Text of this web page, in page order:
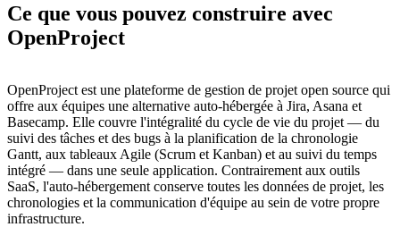
Ce que vous pouvez construire avec
OpenProject
OpenProject est une plateforme de gestion de projet open source qui
offre aux équipes une alternative auto-hébergée à Jira, Asana et
Basecamp. Elle couvre l'intégralité du cycle de vie du projet — du
suivi des tâches et des bugs à la planification de la chronologie
Gantt, aux tableaux Agile (Scrum et Kanban) et au suivi du temps
intégré — dans une seule application. Contrairement aux outils
SaaS, l'auto-hébergement conserve toutes les données de projet, les
chronologies et la communication d'équipe au sein de votre propre
infrastructure.